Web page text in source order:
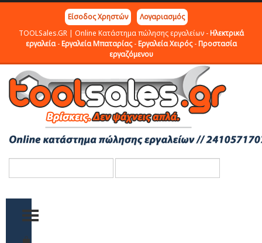
Είσοδος Χρηστών
Λογαριασμός
TOOLSales.GR | Online Κατάστημα πώλησης εργαλείων -Ηλεκτρικά
εργαλεία-Εργαλεία Μπαταρίας-Εργαλεία Χειρός-Προστασία
εργαζόμενου
TOGGLE MENU